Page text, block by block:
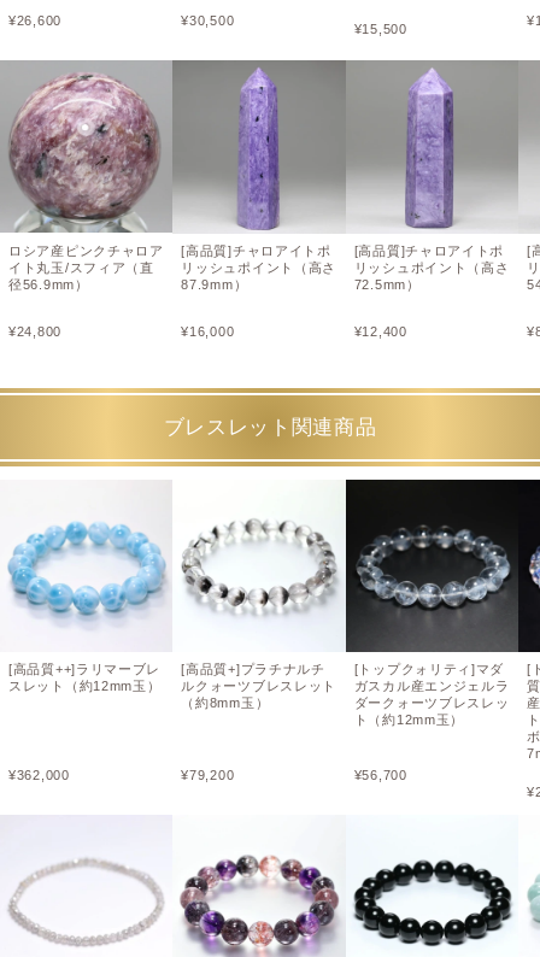
¥26,600
ロシア産ピンクチャロア
イト丸玉/スフィア（直
径56.9mm）
¥24,800
¥30,500
[高品質]チャロアイトポ
リッシュポイント（高さ
87.9mm）
¥16,000
¥15,500
[高品質]チャロアイトポ
リッシュポイント（高さ
72.5mm）
¥12,400
¥
[
¥
ブレスレット関連商品
[高品質++]ラリマーブレ
スレット（約12mm玉）
¥362,000
[高品質+]プラチナルチ
ルクォーツブレスレット
（約8mm玉）
¥79,200
[トップクォリティ]マダ
ガスカル産エンジェルラ
ダークォーツブレスレッ
ト（約12mm玉）
¥56,700
[
¥